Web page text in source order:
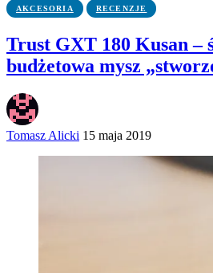
AKCESORIA RECENZJE
Trust GXT 180 Kusan –
budżetowa mysz
Tomasz Alicki 15 maja 2019